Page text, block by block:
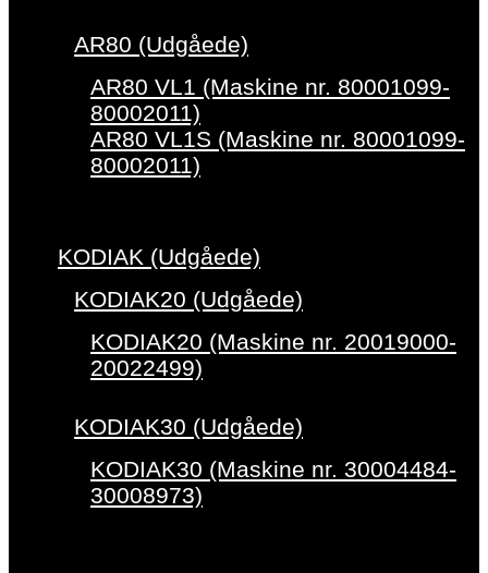
AR80 (Udgåede)
AR80 VL1 (Maskine nr. 80001099-
80002011)
AR80 VL1S (Maskine nr. 80001099-
80002011)
KODIAK (Udgåede)
KODIAK20 (Udgåede)
KODIAK20 (Maskine nr. 20019000-
20022499)
KODIAK30 (Udgåede)
KODIAK30 (Maskine nr. 30004484-
30008973)